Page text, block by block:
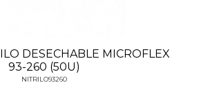
DESECHABLE MICROFLEX
93-260 (50U)
NITRILO93260